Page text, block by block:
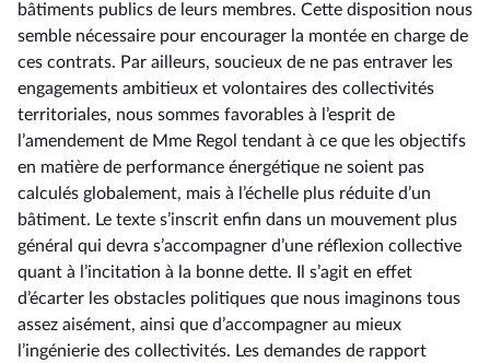
bâtiments publics de leurs membres. Cette disposition nous
semble nécessaire pour encourager la montée en charge de
ces contrats. Par ailleurs, soucieux de ne pas entraver les
engagements ambitieux et volontaires des collectivités
territoriales, nous sommes favorables à l’esprit de
l’amendement de Mme Regol tendant à ce que les objectifs
en matière de performance énergétique ne soient pas
calculés globalement, mais à l’échelle plus réduite d’un
bâtiment. Le texte s’inscrit enfin dans un mouvement plus
général qui devra s’accompagner d’une réflexion collective
quant à l’incitation à la bonne dette. Il s’agit en effet
d’écarter les obstacles politiques que nous imaginons tous
assez aisément, ainsi que d’accompagner au mieux
l’ingénierie des collectivités. Les demandes de rapport